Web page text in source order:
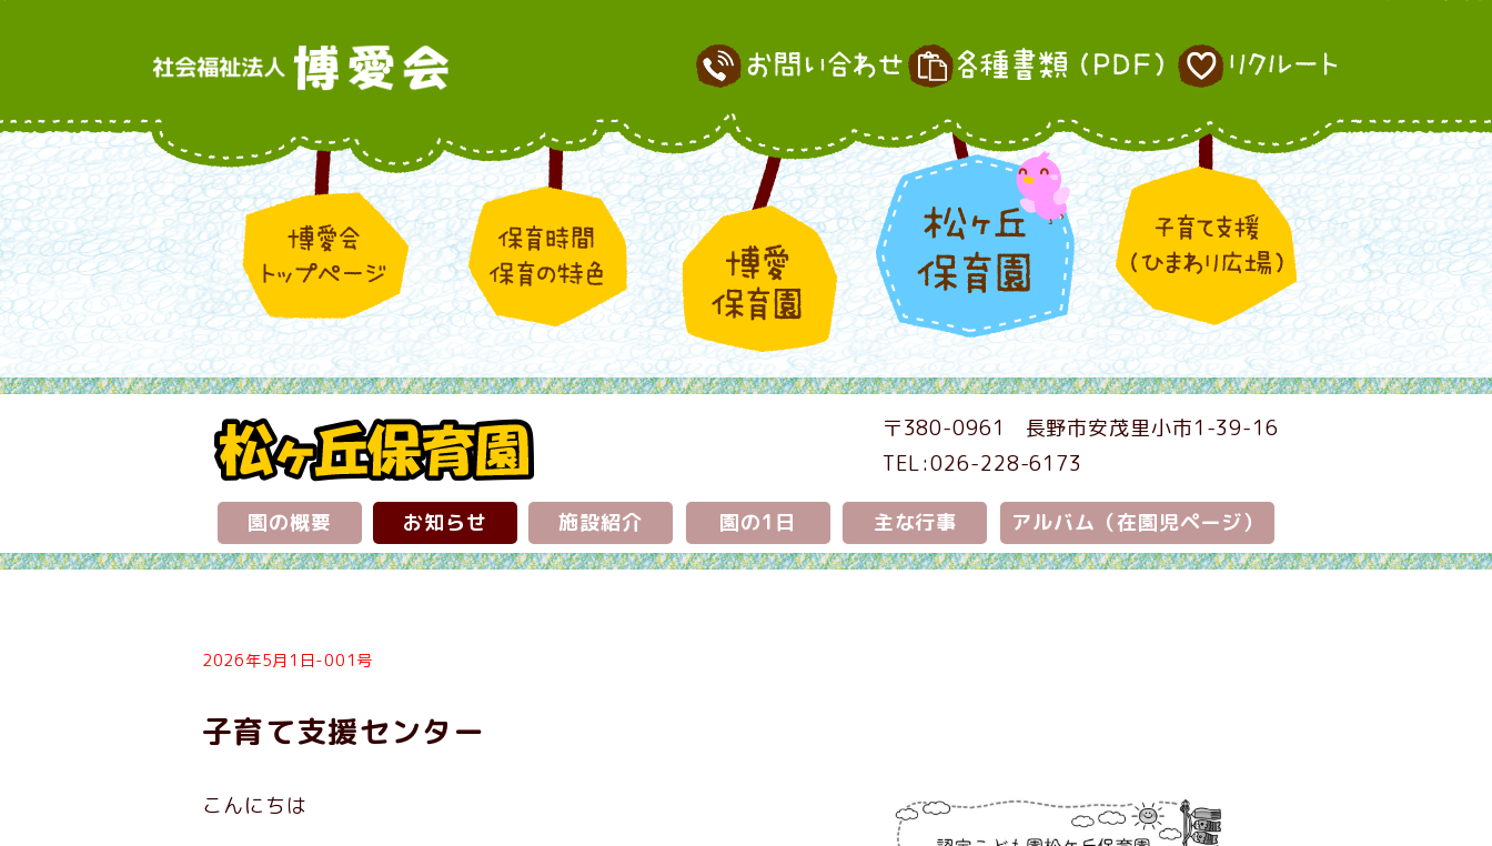
〒380-0961
長野市安茂里小市1-39-16
TEL:026-228-6173
園の概要 お知らせ 施設紹介 園の1日 主な行事 アルバム（在園児ページ）
2026年5月1日-001号
子育て支援センター
こんにちは